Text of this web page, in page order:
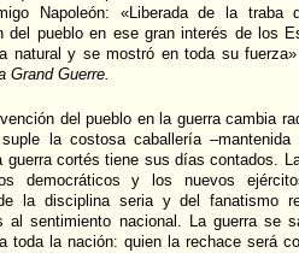
Napoleón: «Liberada de la traba
del pueblo en ese gran interés de los
natural y se mostró en toda su
Grand Guerre.
del pueblo en la guerra cambia
la costosa caballería
guerra cortés tiene sus días contados.
democráticos y los nuevos
la disciplina seria y del fanatismo
al sentimiento nacional. La guerra se
toda la nación: quien la rechace será